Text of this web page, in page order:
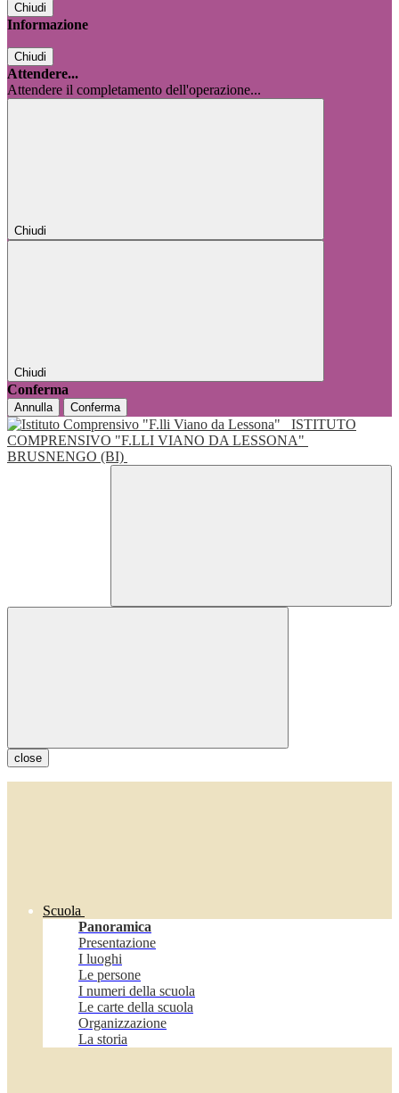
Chiudi
Informazione
Chiudi
Attendere...
Attendere il completamento dell'operazione...
Chiudi
Chiudi
Conferma
Annulla Conferma
ISTITUTO
COMPRENSIVO "F.LLI VIANO DA LESSONA"
BRUSNENGO (BI)
close
Scuola
Panoramica
Presentazione
I luoghi
Le persone
I numeri della scuola
Le carte della scuola
Organizzazione
La storia